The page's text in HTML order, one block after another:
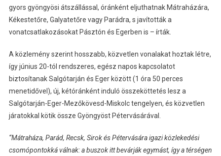
gyors gyöngyösi átszállással, óránként eljuthatnak Mátraházára,
Kékestetőre, Galyatetőre vagy Parádra, s javították a
vonatcsatlakozásokat Pásztón és Egerben is – írták.
A közlemény szerint hosszabb, közvetlen vonalakat hoztak létre,
így június 20-tól rendszeres, egész napos kapcsolatot
biztosítanak Salgótarján és Eger között (1 óra 50 perces
menetidővel), új, kétóránként induló összeköttetés lesz a
Salgótarján-Eger-Mezőkövesd-Miskolc tengelyen, és közvetlen
járatokkal kötik össze Gyöngyöst Pétervásárával.
“Mátraháza, Parád, Recsk, Sirok és Pétervására igazi közlekedési
csomópontokká válnak: a buszok itt bevárják egymást, így a térségen